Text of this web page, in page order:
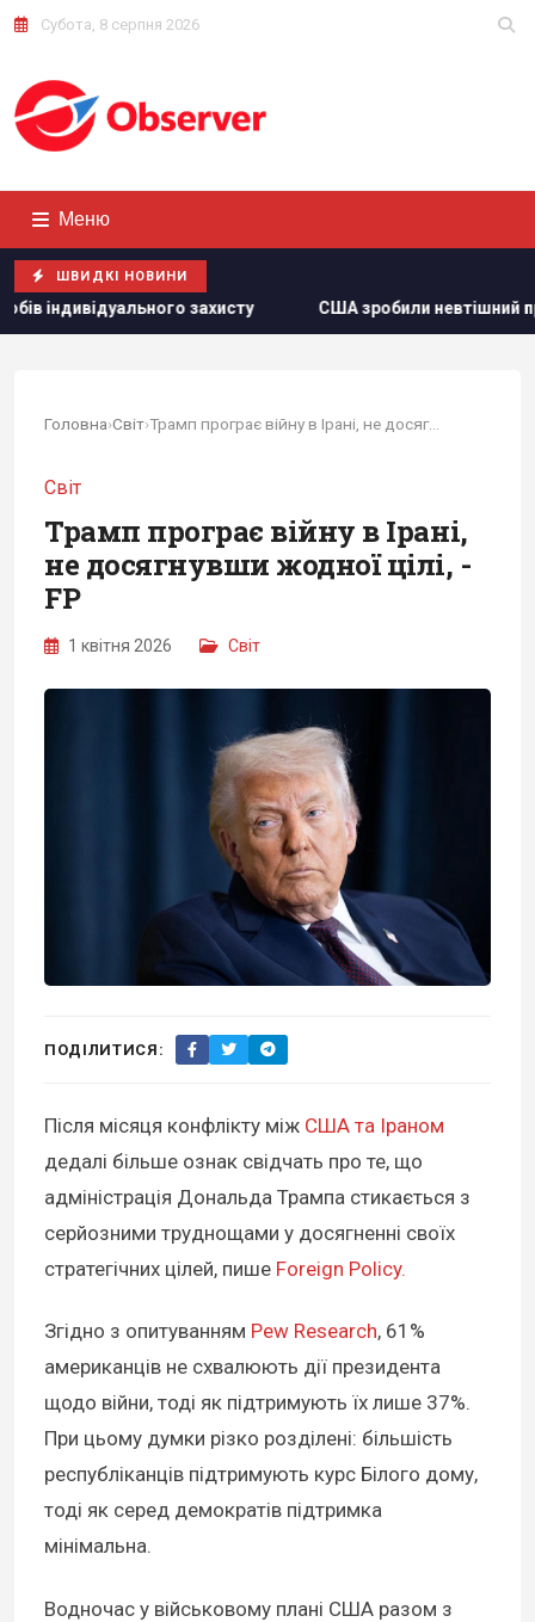
Субота, 8 серпня 2026
Меню
ШВИДКІ НОВИНИ
США зробили невтішний прогноз щодо експорту
Головна›Світ› Трамп програє війну в Ірані, не досягнувши...
Світ
Трамп програє війну в Ірані,
не досягнувши жодної цілі, -
FP
1 квітня 2026 Світ
ПОДІЛИТИСЯ:
Після місяця конфлікту між США та Іраном
дедалі більше ознак свідчать про те, що
адміністрація Дональда Трампа стикається з
серйозними труднощами у досягненні своїх
стратегічних цілей, пише Foreign Policy.
Згідно з опитуванням Pew Research, 61%
американців не схвалюють дії президента
щодо війни, тоді як підтримують їх лише 37%.
При цьому думки різко розділені: більшість
республіканців підтримують курс Білого дому,
тоді як серед демократів підтримка
мінімальна.
Водночас у військовому плані США разом з